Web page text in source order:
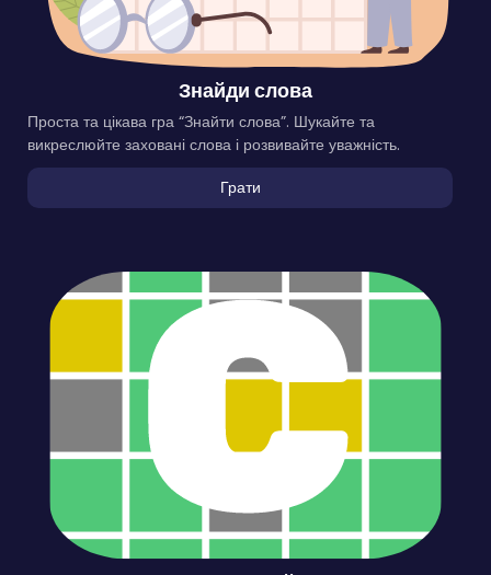
Знайди слова
Проста та цікава гра “Знайти слова”. Шукайте та
викреслюйте заховані слова і розвивайте уважність.
Грати